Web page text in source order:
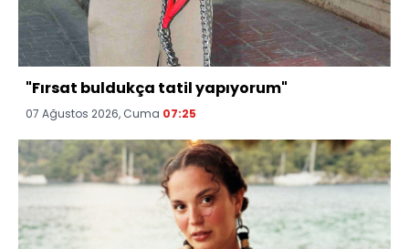
"Fırsat buldukça tatil yapıyorum"
07 Ağustos 2026, Cuma 07:25